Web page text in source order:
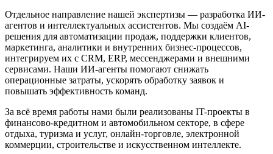
Отдельное направление нашей экспертизы — разработка ИИ-
агентов и интеллектуальных ассистентов. Мы создаём AI-
решения для автоматизации продаж, поддержки клиентов,
маркетинга, аналитики и внутренних бизнес-процессов,
интегрируем их с CRM, ERP, мессенджерами и внешними
сервисами. Наши ИИ-агенты помогают снижать
операционные затраты, ускорять обработку заявок и
повышать эффективность команд.
За всё время работы нами были реализованы IT-проекты в
финансово-кредитном и автомобильном секторе, в сфере
отдыха, туризма и услуг, онлайн-торговле, электронной
коммерции, строительстве и искусственном интеллекте.